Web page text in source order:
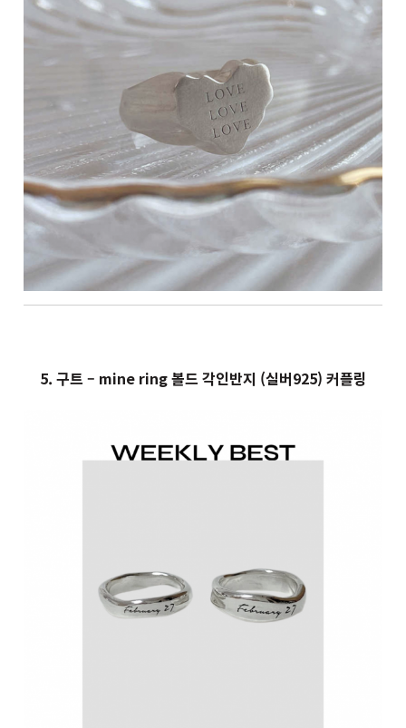
5. 구트 – mine ring 볼드 각인반지 (실버925) 커플링